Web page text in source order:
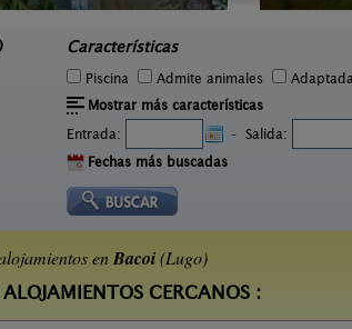
Características
Piscina Admite animales
Mostrar más características
Entrada:
- Salida:
Fechas más buscadas
enBacoi(Lugo)
CERCANOS :